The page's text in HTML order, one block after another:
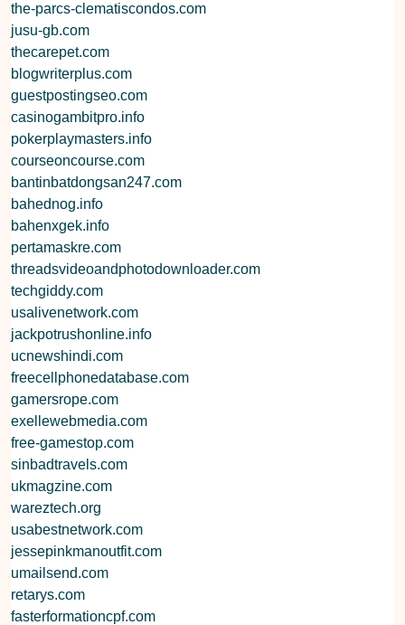
the-parcs-clematiscondos.com
jusu-gb.com
thecarepet.com
blogwriterplus.com
guestpostingseo.com
casinogambitpro.info
pokerplaymasters.info
courseoncourse.com
bantinbatdongsan247.com
bahednog.info
bahenxgek.info
pertamaskre.com
threadsvideoandphotodownloader.com
techgiddy.com
usalivenetwork.com
jackpotrushonline.info
ucnewshindi.com
freecellphonedatabase.com
gamersrope.com
exellewebmedia.com
free-gamestop.com
sinbadtravels.com
ukmagzine.com
wareztech.org
usabestnetwork.com
jessepinkmanoutfit.com
umailsend.com
retarys.com
fasterformationcpf.com